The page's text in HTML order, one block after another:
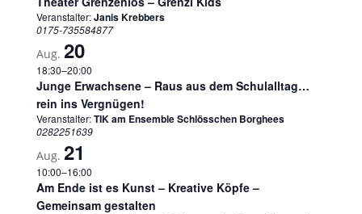
Veranstalter:Janis Krebbers
0175-735584877
Aug. 20
18:30–20:00
Junge Erwachsene – Raus aus dem Schulalltag…
rein ins Vergnügen!
Veranstalter:TIK am Ensemble Schlösschen Borghees
0282251639
Aug. 21
10:00–16:00
Am Ende ist es Kunst – Kreative Köpfe –
Gemeinsam gestalten